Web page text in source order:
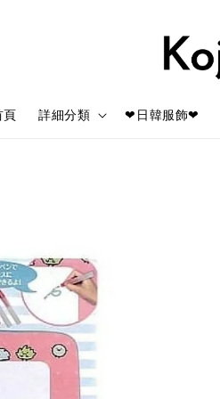
頁 詳細分類 ❤日韓服飾❤